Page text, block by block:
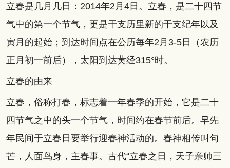
立春是几月几日：2014年2月4日。立春，是二十四节
气中的第一个节气，更是干支历里新的干支纪年以及
寅月的起始；到达时间点在公历每年2月3-5日（农历
正月初一前后），太阳到达黄经315°时。
立春的由来
立春，俗称打春，标志着一年春季的开始，它是二十
四节气之中的头一个节气，时间约在春节前后。早先
年民间于立春日要举行迎春神活动的。春神相传叫句
芒，人面鸟身，主春事。古代“立春之日，天子亲帅三